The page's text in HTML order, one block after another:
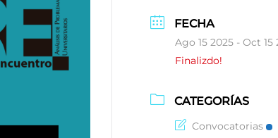
FECHA
Ago 15 2025 - Oct 15
Finalizdo!
CATEGORÍAS
Convocatorias